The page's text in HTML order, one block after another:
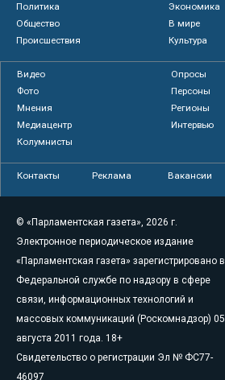
Политика
Экономика
Общество
В мире
Происшествия
Культура
Видео
Опросы
Фото
Персоны
Мнения
Регионы
Медиацентр
Интервью
Колумнисты
Контакты Реклама Вакансии
© «Парламентская газета», 2026 г.
Электронное периодическое издание
«Парламентская газета» зарегистрировано в
Федеральной службе по надзору в сфере
связи, информационных технологий и
массовых коммуникаций (Роскомнадзор) 05
августа 2011 года. 18+
Свидетельство о регистрации Эл № ФС77-
46097